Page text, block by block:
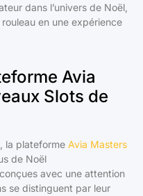
dans l’univers de Noël,
en une expérience
Avia
Slots de
la plateforme Avia Masters
de Noël
avec une attention
se distinguent par leur